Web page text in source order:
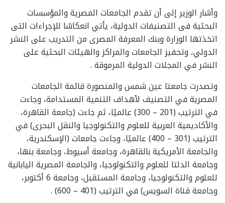
وأشار الوزير إلى أن تقدم الجامعات المصرية والمؤسسات
البحثية فى التصنيفات الدولية، يأتي انعكاسًا للإجراءات التى
اتخذتها الوزارة وبنك المعرفة المصرى من التدريب على النشر
الدولي، وتحفيز الجامعات والمراكز والهيئات البحثية على
النشر في المجلات الدولية المرموقة .
وتصدرت جامعتا عين شمس والمنصورة قائمة الجامعات
المصرية في التصنيف لأهداف التنمية المستدامة، وجاءت
في الترتيب (201 – 300) عالميًا، ثم جاءت (جامعة القاهرة،
والأكاديمية العربية للعلوم والتكنولوجيا والنقل البحرى) في
الترتيب (301 – 400) عالميًا، وجاءت جامعات (الإسكندرية،
والجامعة الأمريكية بالقاهرة، وجامعة أسيوط، وجامعة بنها،
وجامعة الدلتا للعلوم والتكنولوجيا، والجامعة المصرية اليابانية
للعلوم والتكنولوجيا، وجامعة المستقبل، وجامعة 6 أكتوبر،
وجامعة قناة السويس) في الترتيب (401 – 600) .